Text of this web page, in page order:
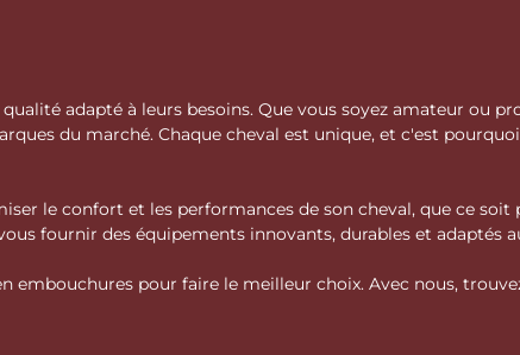
adapté à leurs besoins. Que vous soyez amateur ou
du marché. Chaque cheval est unique, et c'est
le confort et les performances de son cheval, que ce soit
fournir des équipements innovants, durables et adaptés
pour faire le meilleur choix. Avec nous,